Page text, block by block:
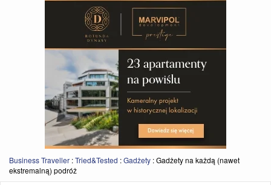
Business Traveller :Tried&Tested :Gadżety :Gadżety na każdą (nawet
ekstremalną) podróż